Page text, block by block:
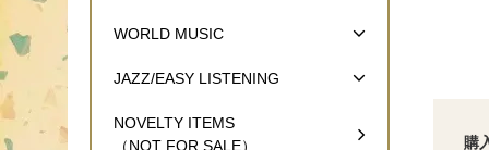
購
WORLD MUSIC
JAZZ/EASY LISTENING
NOVELTY ITEMS
（NOT FOR SALE）